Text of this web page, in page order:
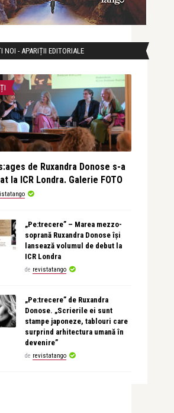
NOI - APARIȚII EDITORIALE
de Ruxandra Donose s-a
la ICR Londra. Galerie FOTO
„Pe:trecere” – Marea mezzo-
soprană Ruxandra Donose își
lansează volumul de debut la
ICR Londra
de revistatango
„Pe:trecere” de Ruxandra
Donose. „Scrierile ei sunt
stampe japoneze, tablouri care
surprind arhitectura umană în
devenire”
de revistatango